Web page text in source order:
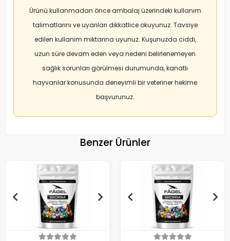
Ürünü kullanmadan önce ambalaj üzerindeki kullanım
talimatlarını ve uyarıları dikkatlice okuyunuz. Tavsiye
edilen kullanım miktarına uyunuz. Kuşunuzda ciddi,
uzun süre devam eden veya nedeni belirlenemeyen
sağlık sorunları görülmesi durumunda, kanatlı
hayvanlar konusunda deneyimli bir veteriner hekime
başvurunuz.
Benzer Ürünler